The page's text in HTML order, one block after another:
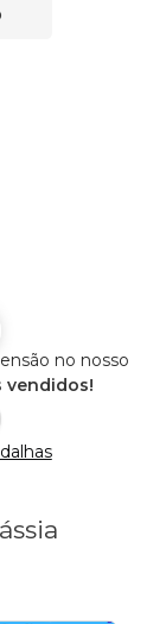
no nosso
vendidos!